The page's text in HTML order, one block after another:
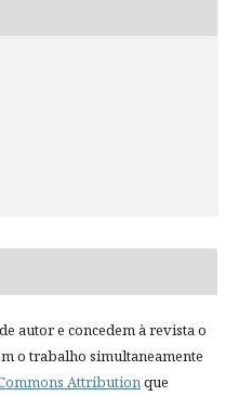
autor e concedem à revista o
o trabalho simultaneamente
Attributionque